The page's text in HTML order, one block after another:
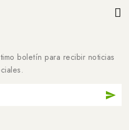
boletín para recibir noticias